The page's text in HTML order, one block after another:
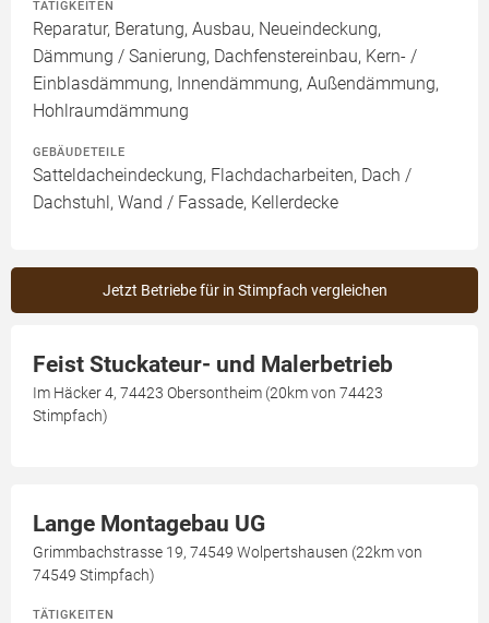
TÄTIGKEITEN
Reparatur, Beratung, Ausbau, Neueindeckung,
Dämmung / Sanierung, Dachfenstereinbau, Kern- /
Einblasdämmung, Innendämmung, Außendämmung,
Hohlraumdämmung
GEBÄUDETEILE
Satteldacheindeckung, Flachdacharbeiten, Dach /
Dachstuhl, Wand / Fassade, Kellerdecke
Jetzt Betriebe für in Stimpfach vergleichen
Feist Stuckateur- und Malerbetrieb
Im Häcker 4, 74423 Obersontheim (20km von 74423
Stimpfach)
Lange Montagebau UG
Grimmbachstrasse 19, 74549 Wolpertshausen (22km von
74549 Stimpfach)
TÄTIGKEITEN